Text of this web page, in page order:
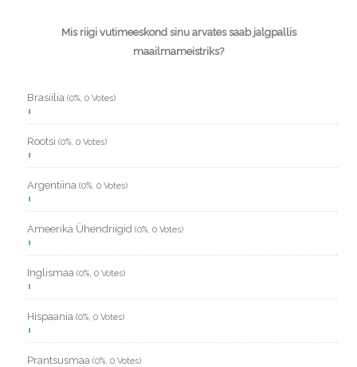
Mis riigi vutimeeskond sinu arvates saab jalgpallis
maailmameistriks?
Brasiilia (0%, 0 Votes)
Rootsi (0%, 0 Votes)
Argentiina (0%, 0 Votes)
Ameerika Ühendriigid (0%, 0 Votes)
Inglismaa (0%, 0 Votes)
Hispaania (0%, 0 Votes)
Prantsusmaa (0%, 0 Votes)